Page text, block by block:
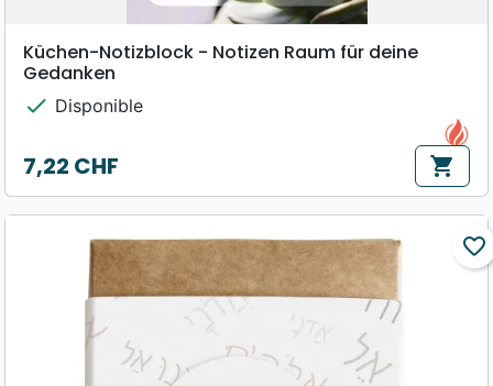
Küchen-Notizblock - Notizen Raum für deine
Gedanken
check Disponible
Prix
7,22 CHF shopping_cart
favorite_border